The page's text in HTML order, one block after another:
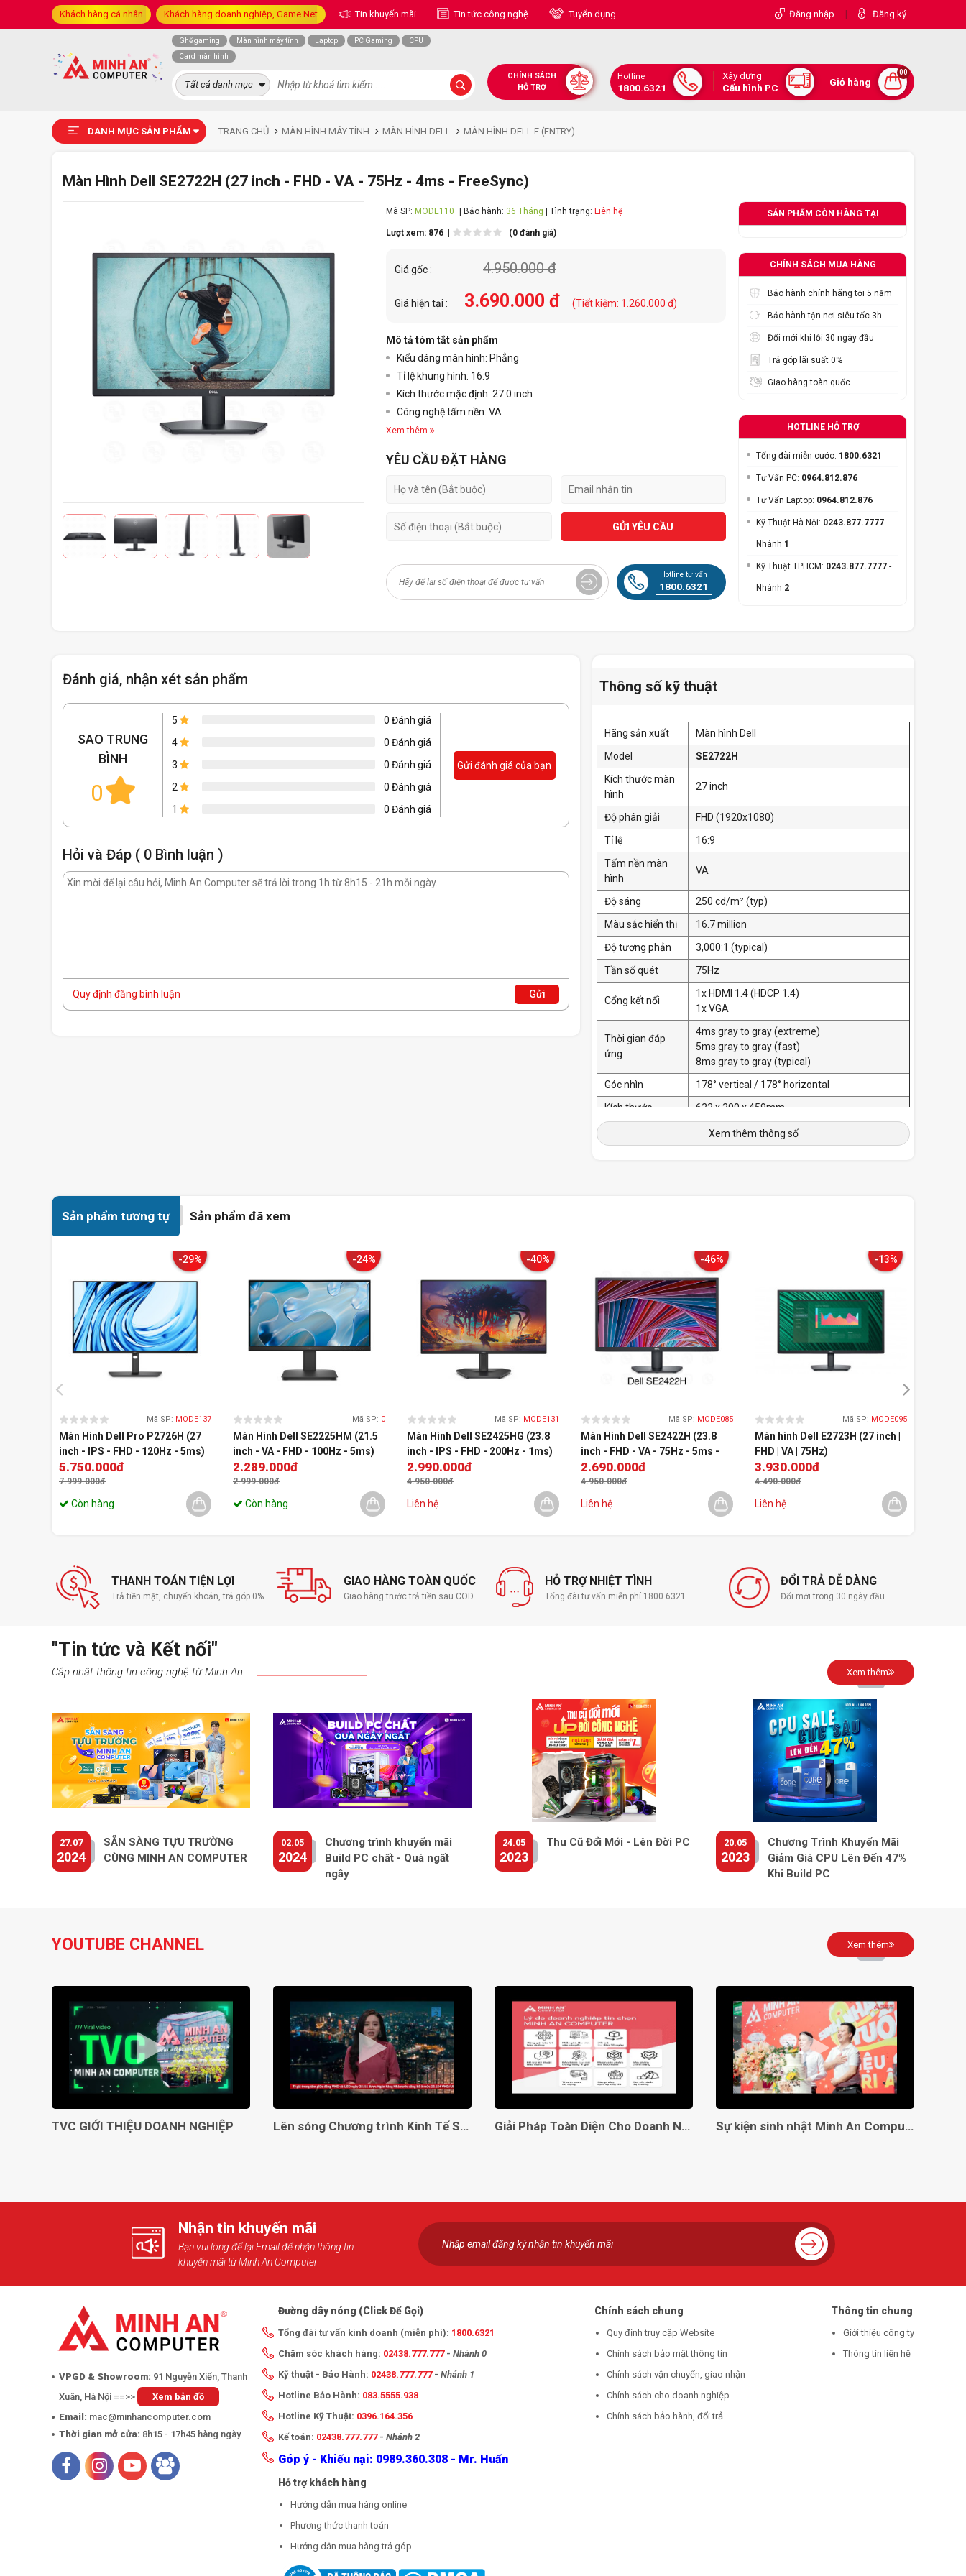
Khách hàng cá nhân Khách hàng doanh nghiệp, Game Net Tin khuyến mãi Tin tức công nghệ Tuyển dụng Đăng nhập | Đăng ký
Ghế gaming Màn hình máy tính Laptop PC Gaming
CPU
Card màn hình
Tất cả danh mục
CHÍNH SÁCH
HỖ TRỢ
Hotline
1800.6321
Xây dựng
Cấu hình PC
Giỏ hàng
00
DANH MỤC SẢN PHẨM TRANG CHỦ MÀN HÌNH MÁY TÍNH MÀN HÌNH DELL MÀN HÌNH DELL E (ENTRY)
Màn Hình Dell SE2722H (27 inch - FHD - VA - 75Hz - 4ms - FreeSync)
Mã SP: MODE110 | Bảo hành: 36 Tháng | Tình trạng: Liên hệ
Lượt xem: 876 | (0 đánh giá)
Giá gốc : 4.950.000 đ
Giá hiện tại : 3.690.000 đ (Tiết kiệm: 1.260.000 đ)
Mô tả tóm tắt sản phẩm
Kiểu dáng màn hình: Phẳng
Tỉ lệ khung hình: 16:9
Kích thước mặc định: 27.0 inch
Công nghệ tấm nền: VA
Xem thêm
YÊU CẦU ĐẶT HÀNG
GỬI YÊU CẦU
Hotline tư vấn
1800.6321
SẢN PHẨM CÒN HÀNG TẠI
CHÍNH SÁCH MUA HÀNG
Bảo hành chính hãng tới 5 năm
Bảo hành tận nơi siêu tốc 3h
Đổi mới khi lỗi 30 ngày đầu
Trả góp lãi suất 0%
Giao hàng toàn quốc
HOTLINE HỖ TRỢ
Tổng đài miễn cước: 1800.6321
Tư Vấn PC: 0964.812.876
Tư Vấn Laptop: 0964.812.876
Kỹ Thuật Hà Nội: 0243.877.7777 -
Nhánh 1
Kỹ Thuật TPHCM: 0243.877.7777 -
Nhánh 2
Đánh giá, nhận xét sản phẩm
SAO TRUNG
BÌNH
0
5
0 Đánh giá
4
0 Đánh giá
3
0 Đánh giá
2
0 Đánh giá
1
0 Đánh giá
Gửi đánh giá của bạn
Hỏi và Đáp ( 0 Bình luận )
Quy định đăng bình luận Gửi
Thông số kỹ thuật
Hãng sản xuất
Màn hình Dell
Model
SE2722H
Kích thước màn
hình
27 inch
Độ phân giải
FHD (1920x1080)
Tỉ lệ
16:9
Tấm nền màn
hình
VA
Độ sáng
250 cd/m² (typ)
Màu sắc hiển thị
16.7 million
Độ tương phản
3,000:1 (typical)
Tần số quét
75Hz
Cổng kết nối
1x HDMI 1.4 (HDCP 1.4)
1x VGA
Thời gian đáp
ứng
4ms gray to gray (extreme)
5ms gray to gray (fast)
8ms gray to gray (typical)
Góc nhìn
178° vertical / 178° horizontal
Kích thước
622 x 200 x 459mm
3.8Kg
Xem thêm thông số
Sản phẩm tương tự Sản phẩm đã xem
-29%
Mã SP: MODE137
Màn Hình Dell Pro P2726H (27
inch - IPS - FHD - 120Hz - 5ms)
5.750.000đ
7.999.000đ
Còn hàng
-24%
Mã SP: 0
Màn Hình Dell SE2225HM (21.5
inch - VA - FHD - 100Hz - 5ms)
2.289.000đ
2.999.000đ
Còn hàng
-40%
Mã SP: MODE131
Màn Hình Dell SE2425HG (23.8
inch - IPS - FHD - 200Hz - 1ms)
2.990.000đ
4.950.000đ
Liên hệ
-46%
Mã SP: MODE085
Màn Hình Dell SE2422H (23.8
inch - FHD - VA - 75Hz - 5ms -
FreeSync)
2.690.000đ
4.950.000đ
Liên hệ
-13%
Mã SP: MODE095
Màn hình Dell E2723H (27 inch |
FHD | VA | 75Hz)
3.930.000đ
4.490.000đ
Liên hệ
THANH TOÁN TIỆN LỢI
Trả tiền mặt, chuyển khoản, trả góp 0%
GIAO HÀNG TOÀN QUỐC
Giao hàng trước trả tiền sau COD
HỖ TRỢ NHIỆT TÌNH
Tổng đài tư vấn miễn phí 1800.6321
ĐỔI TRẢ DỄ DÀNG
Đổi mới trong 30 ngày đầu
"Tin tức và Kết nối"
Cập nhật thông tin công nghệ từ Minh An Xem thêm
27.07
2024
SẴN SÀNG TỰU TRƯỜNG
CÙNG MINH AN COMPUTER
02.05
2024
Chương trình khuyến mãi
Build PC chất - Quà ngất
ngây
24.05
2023
Thu Cũ Đổi Mới - Lên Đời PC 20.05
2023
Chương Trình Khuyến Mãi
Giảm Giá CPU Lên Đến 47%
Khi Build PC
YOUTUBE CHANNEL Xem thêm
TVC GIỚI THIỆU DOANH NGHIỆP Lên sóng Chương trình Kinh Tế Số VTC2 Giải Pháp Toàn Diện Cho Doanh Nghiệp Với Minh An Computer! Sự kiện sinh nhật Minh An Computer 8 tuổi
Nhận tin khuyến mãi
Bạn vui lòng để lại Email để nhận thông tin
khuyến mãi từ Minh An Computer
VPGD & Showroom: 91 Nguyễn Xiển, Thanh
Xuân, Hà Nội ==>>
Xem bản đồ
Email: mac@minhancomputer.com
Thời gian mở cửa: 8h15 - 17h45 hàng ngày
Đường dây nóng (Click Để Gọi)
Tổng đài tư vấn kinh doanh (miễn phí): 1800.6321
Chăm sóc khách hàng: 02438.777.777- Nhánh 0
Kỹ thuật - Bảo Hành: 02438.777.777- Nhánh 1
Hotline Bảo Hành: 083.5555.938
Hotline Kỹ Thuật: 0396.164.356
Kế toán: 02438.777.777- Nhánh 2
Góp ý - Khiếu nại: 0989.360.308 - Mr. Huấn
Chính sách chung
Quy định truy cập Website
Chính sách bảo mật thông tin
Chính sách vận chuyển, giao nhận
Chính sách cho doanh nghiệp
Chính sách bảo hành, đổi trả
Thông tin chung
Giới thiệu công ty
Thông tin liên hệ
Hỗ trợ khách hàng
Hướng dẫn mua hàng online
Phương thức thanh toán
Hướng dẫn mua hàng trả góp